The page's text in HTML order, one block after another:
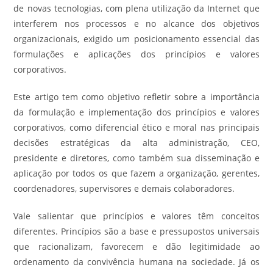
de novas tecnologias, com plena utilização da Internet que
interferem nos processos e no alcance dos objetivos
organizacionais, exigido um posicionamento essencial das
formulações e aplicações dos princípios e valores
corporativos.
Este artigo tem como objetivo refletir sobre a importância
da formulação e implementação dos princípios e valores
corporativos, como diferencial ético e moral nas principais
decisões estratégicas da alta administração, CEO,
presidente e diretores, como também sua disseminação e
aplicação por todos os que fazem a organização, gerentes,
coordenadores, supervisores e demais colaboradores.
Vale salientar que princípios e valores têm conceitos
diferentes. Princípios são a base e pressupostos universais
que racionalizam, favorecem e dão legitimidade ao
ordenamento da convivência humana na sociedade. Já os